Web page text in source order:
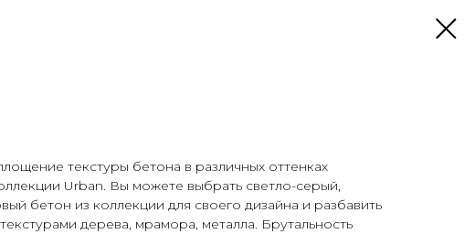
текстуры бетона в различных оттенках
Urban. Вы можете выбрать светло-серый,
бетон из коллекции для своего дизайна и разбавить
дерева, мрамора, металла. Брутальность